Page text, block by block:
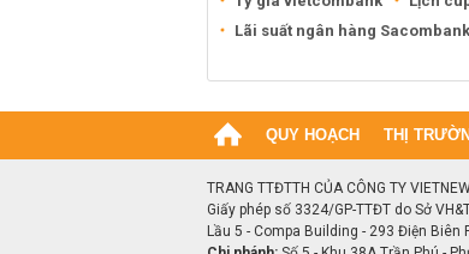
Lãi suất ngân hàng Sacombank
QUY HOẠCH THỊ
TRANG TTĐTTH CỦA CÔNG TY
Giấy phép số 3324/GP-TTĐT do Sở
Lầu 5 - Compa Building - 293 Điện Biên